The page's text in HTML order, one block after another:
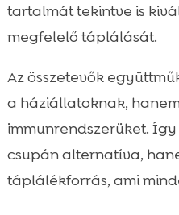
tartalmát tekintve is
megfelelő táplálását.
Az összetevők
a háziállatoknak,
immunrendszerüket.
csupán alternatíva,
táplálékforrás, ami